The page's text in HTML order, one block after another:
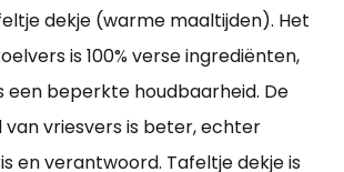
dekje (warme maaltijden). Het
is 100% verse ingrediënten,
een beperkte houdbaarheid. De
van vriesvers is beter, echter
en verantwoord. Tafeltje dekje is